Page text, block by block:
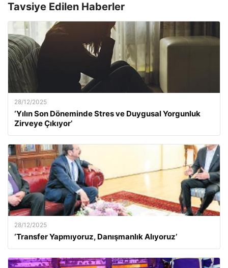
Tavsiye Edilen Haberler
28/12/2025
‘Yılın Son Döneminde Stres ve Duygusal Yorgunluk
Zirveye Çıkıyor’
28/12/2025
‘Transfer Yapmıyoruz, Danışmanlık Alıyoruz’